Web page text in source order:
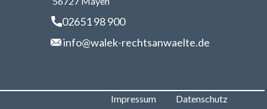
02651 98 900
info@walek-rechtsanwaelte.de
Impressum Datenschutz